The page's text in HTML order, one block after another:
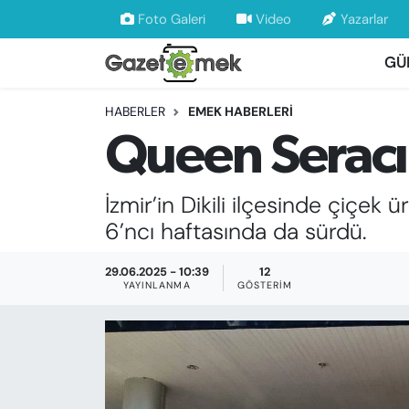
Foto Galeri Video Yazarlar
HABERLER EMEK HABERLERİ
Queen
İzmir’in Dikili ilçesinde çiçek
6’ncı haftasında da sürdü.
29.06.2025 - 10:39
YAYINLANMA
12
GÖSTERIM
DÜNYA
EKONOMİ
EMEK HABERLERİ
YENİ MEDYADA EMEK GAZETECİLİĞİNİ
GELİŞTİRMEK
FAYDALI BİLGİLER
GÜNDEM
Nöbetçi Eczaneler
Hava Durumu
İstanbul Namaz Vakitleri
Trafik Durumu
Haber Arşivi